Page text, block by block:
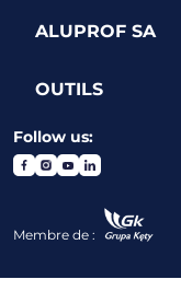
ALUPROF SA
OUTILS
Follow us:
Membre de :